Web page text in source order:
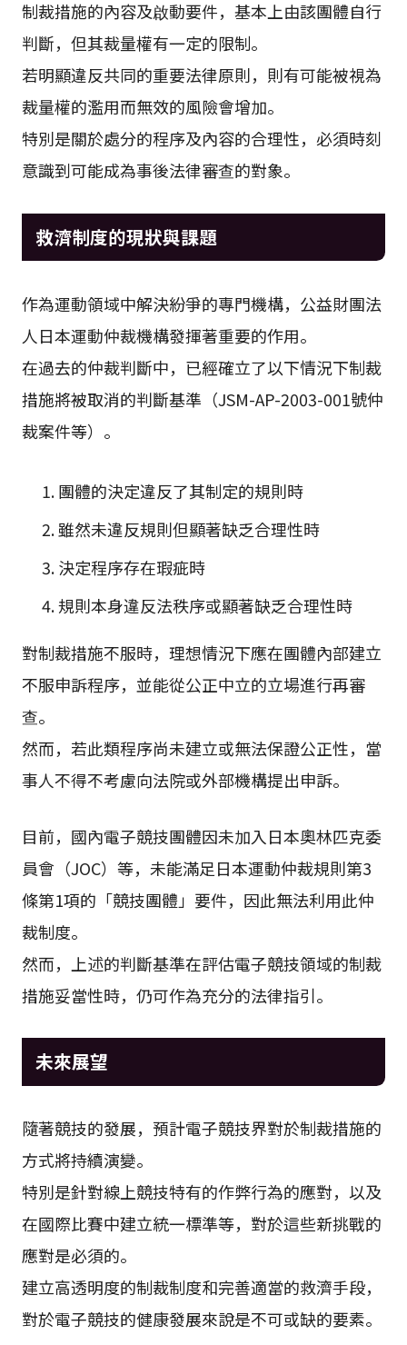
制裁措施的內容及啟動要件，基本上由該團體自行
判斷，但其裁量權有一定的限制。
若明顯違反共同的重要法律原則，則有可能被視為
裁量權的濫用而無效的風險會增加。
特別是關於處分的程序及內容的合理性，必須時刻
意識到可能成為事後法律審查的對象。
救濟制度的現狀與課題
作為運動領域中解決紛爭的專門機構，公益財團法
人日本運動仲裁機構發揮著重要的作用。
在過去的仲裁判斷中，已經確立了以下情況下制裁
措施將被取消的判斷基準（JSM-AP-2003-001號仲
裁案件等）。
團體的決定違反了其制定的規則時
雖然未違反規則但顯著缺乏合理性時
決定程序存在瑕疵時
規則本身違反法秩序或顯著缺乏合理性時
對制裁措施不服時，理想情況下應在團體內部建立
不服申訴程序，並能從公正中立的立場進行再審
查。
然而，若此類程序尚未建立或無法保證公正性，當
事人不得不考慮向法院或外部機構提出申訴。
目前，國內電子競技團體因未加入日本奧林匹克委
員會（JOC）等，未能滿足日本運動仲裁規則第3
條第1項的「競技團體」要件，因此無法利用此仲
裁制度。
然而，上述的判斷基準在評估電子競技領域的制裁
措施妥當性時，仍可作為充分的法律指引。
未來展望
隨著競技的發展，預計電子競技界對於制裁措施的
方式將持續演變。
特別是針對線上競技特有的作弊行為的應對，以及
在國際比賽中建立統一標準等，對於這些新挑戰的
應對是必須的。
建立高透明度的制裁制度和完善適當的救濟手段，
對於電子競技的健康發展來說是不可或缺的要素。